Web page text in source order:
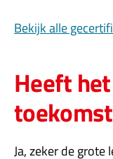
Bekijk alle
Heeft
Ja, zeker de